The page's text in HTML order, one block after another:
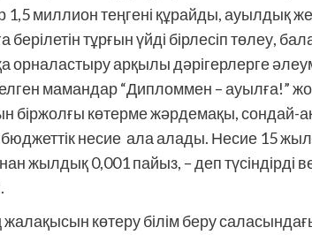
1,5 миллион теңгені құрайды, ауылдық
тұрғын үйді бірлесіп төлеу,
арқылы дәрігерлерге
мамандар “Дипломмен – ауылға!”
біржолғы көтерме жәрдемақы, сондай-
несие ала алады. Несие 15
жылдық 0,001 пайыз, – деп түсіндірді
жалақысын көтеру білім беру